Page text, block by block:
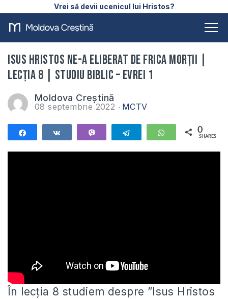
Vrei să devii ucenicul lui Hristos?
Isus Hristos ne-a eliberat de frica morții |
Lecția 8 | Studiu Biblic – Evrei 1
Moldova Creștină
08 septembrie 2022 MCTV
Telegram WhatsApp
0
SHARES
În lecția 8 studiem despre ”Isus Hristos